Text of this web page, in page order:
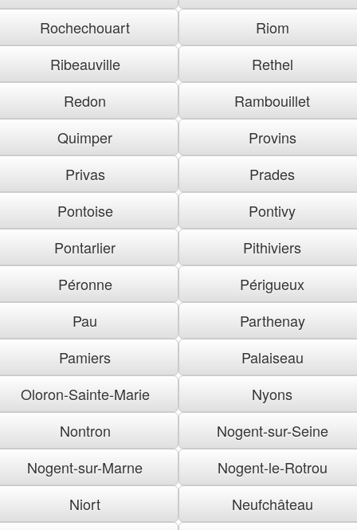
Rochechouart
Riom
Ribeauville
Rethel
Redon
Rambouillet
Quimper
Provins
Privas
Prades
Pontoise
Pontivy
Pontarlier
Pithiviers
Péronne
Périgueux
Pau
Parthenay
Pamiers
Palaiseau
Oloron-Sainte-Marie
Nyons
Nontron
Nogent-sur-Seine
Nogent-sur-Marne
Nogent-le-Rotrou
Niort
Neufchâteau